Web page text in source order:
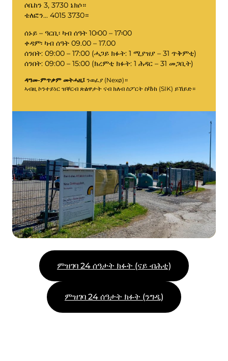
እዚ እዩ ኣብ ጎሓፍካ ዝኸውን
ዕብይ ዝበለ ጎሓፍ
ድዅዒ
ምፍራስ & ምሕዳስ
ናይ ጎሓፍ ታሪፍ (ናይ ብሕቲ)
ሊንክ ናብ ደንቢ መሬት BRK
AT መምርሒ
ደንቢ ጎሓፍ
ርእሰ-ኣገልግሎት
ፖርታል ጎሓፍ
ደንቢ ጎሓፍ
መሬታዊ ሕግታት
ንቦፋ ምብጻሕ
ትምህርቲ
እቲ መደርደሪ መጽሔት።
ሰራሕተኛታት
ናይ ስራሕ ሰዓታት
ርኸቡና
ክፍቲ ቦታታት
እቲ ኩባንያ ቦፋ
ጓሓፍይ
ሶቤከን 3, 3730 ኔክሶ።
ቴለፎን... 4015 3730።
ሰኑይ – ዓርቢ፡ ካብ ሰዓት 10፡00 – 17፡00
ቀዳም፡ ካብ ሰዓት 09.00 – 17.00
ሰንበት: 09:00 – 17:00 (ሓጋይ ክፉት: 1 ሚያዝያ – 31 ጥቅምቲ)
ሰንበት: 09:00 – 15:00 (ክረምቲ ክፉት: 1 ሕዳር – 31 መጋቢት)
ዳግመ-ምጥቃም መትሓዚ፤ ንወፈያ (Nexø)።
ኣብዚ ኮንተይነር ዝቐርብ ጽልዋታት ናብ ክለብ ስፖርት ስቫነከ (SIK) ይኸይድ።
ምዝገባ 24 ሰዓታት ክፉት (ናይ ብሕቲ)
ምዝገባ 24 ሰዓታት ክፉት (ንግዲ)